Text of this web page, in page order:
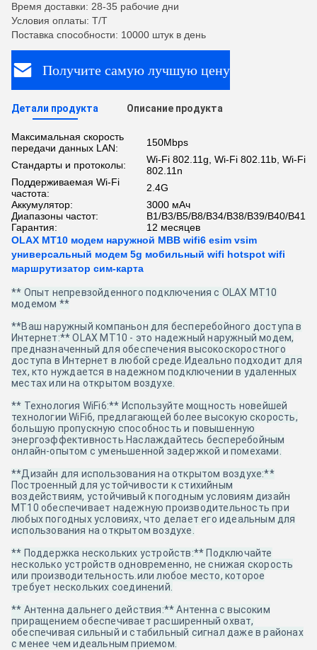
Время доставки: 28-35 рабочие дни
Условия оплаты: T/T
Поставка способности: 10000 штук в день
Получите самую лучшую цену
Детали продукта Описание продукта
Максимальная скорость
передачи данных LAN:
150Mbps
Стандарты и протоколы:
Wi-Fi 802.11g, Wi-Fi 802.11b, Wi-Fi
802.11n
Поддерживаемая Wi-Fi
частота:
2.4G
Аккумулятор:
3000 мАч
Диапазоны частот:
B1/B3/B5/B8/B34/B38/B39/B40/B41
Гарантия:
12 месяцев
OLAX MT10 модем наружной MBB wifi6 esim vsim
универсальный модем 5g мобильный wifi hotspot wifi
маршрутизатор сим-карта
** Опыт непревзойденного подключения с OLAX MT10
модемом **
**Ваш наружный компаньон для бесперебойного доступа в
Интернет:** OLAX MT10 - это надежный наружный модем,
предназначенный для обеспечения высокоскоростного
доступа в Интернет в любой среде.Идеально подходит для
тех, кто нуждается в надежном подключении в удаленных
местах или на открытом воздухе.
** Технология WiFi6:** Используйте мощность новейшей
технологии WiFi6, предлагающей более высокую скорость,
большую пропускную способность и повышенную
энергоэффективность.Наслаждайтесь бесперебойным
онлайн-опытом с уменьшенной задержкой и помехами.
**Дизайн для использования на открытом воздухе:**
Построенный для устойчивости к стихийным
воздействиям, устойчивый к погодным условиям дизайн
MT10 обеспечивает надежную производительность при
любых погодных условиях, что делает его идеальным для
использования на открытом воздухе.
** Поддержка нескольких устройств:** Подключайте
несколько устройств одновременно, не снижая скорость
или производительность.или любое место, которое
требует нескольких соединений.
** Антенна дальнего действия:** Антенна с высоким
приращением обеспечивает расширенный охват,
обеспечивая сильный и стабильный сигнал даже в районах
с менее чем идеальным приемом.